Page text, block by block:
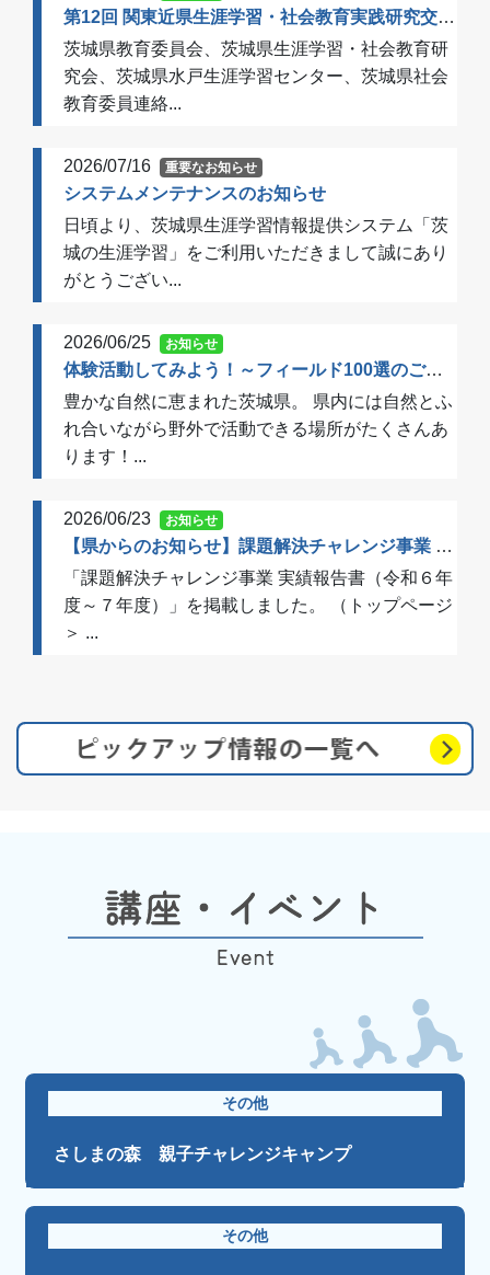
第12回 関東近県生涯学習・社会教育実践研究交流会 開催のご案内（一次案内）
茨城県教育委員会、茨城県生涯学習・社会教育研
究会、茨城県水戸生涯学習センター、茨城県社会
教育委員連絡...
2026/07/16 重要なお知らせ
システムメンテナンスのお知らせ
日頃より、茨城県生涯学習情報提供システム「茨
城の生涯学習」をご利用いただきまして誠にあり
がとうござい...
2026/06/25 お知らせ
体験活動してみよう！～フィールド100選のご案内～
豊かな自然に恵まれた茨城県。 県内には自然とふ
れ合いながら野外で活動できる場所がたくさんあ
ります！...
2026/06/23 お知らせ
【県からのお知らせ】課題解決チャレンジ事業 実績報告書（令和６年度～７年度）を掲載しました
「課題解決チャレンジ事業 実績報告書（令和６年
度～７年度）」を掲載しました。 （トップページ
＞ ...
その他
さしまの森 親子チャレンジキャンプ
その他